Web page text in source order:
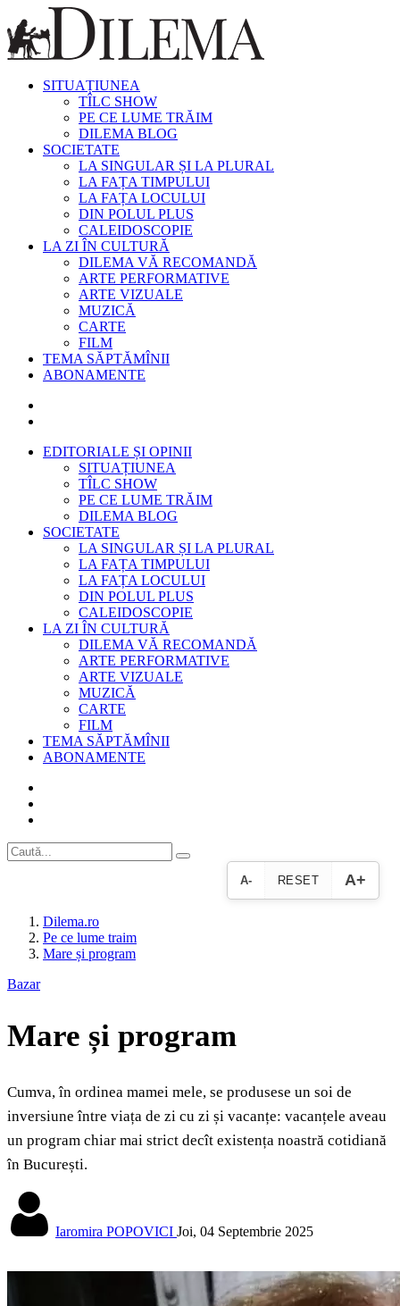
SITUAȚIUNEA
TÎLC SHOW
PE CE LUME TRĂIM
DILEMA BLOG
SOCIETATE
LA SINGULAR ȘI LA PLURAL
LA FAȚA TIMPULUI
LA FAȚA LOCULUI
DIN POLUL PLUS
CALEIDOSCOPIE
LA ZI ÎN CULTURĂ
DILEMA VĂ RECOMANDĂ
ARTE PERFORMATIVE
ARTE VIZUALE
MUZICĂ
CARTE
FILM
TEMA SĂPTĂMÎNII
ABONAMENTE
EDITORIALE ȘI OPINII
SITUAȚIUNEA
TÎLC SHOW
PE CE LUME TRĂIM
DILEMA BLOG
SOCIETATE
LA SINGULAR ȘI LA PLURAL
LA FAȚA TIMPULUI
LA FAȚA LOCULUI
DIN POLUL PLUS
CALEIDOSCOPIE
LA ZI ÎN CULTURĂ
DILEMA VĂ RECOMANDĂ
ARTE PERFORMATIVE
ARTE VIZUALE
MUZICĂ
CARTE
FILM
TEMA SĂPTĂMÎNII
ABONAMENTE
A- RESET A+
Dilema.ro
Pe ce lume traim
Mare și program
Bazar
Mare și program
Cumva, în ordinea mamei mele, se produsese un soi de
inversiune între viața de zi cu zi și vacanțe: vacanțele aveau
un program chiar mai strict decît existența noastră cotidiană
în București.
Iaromira POPOVICI Joi, 04 Septembrie 2025